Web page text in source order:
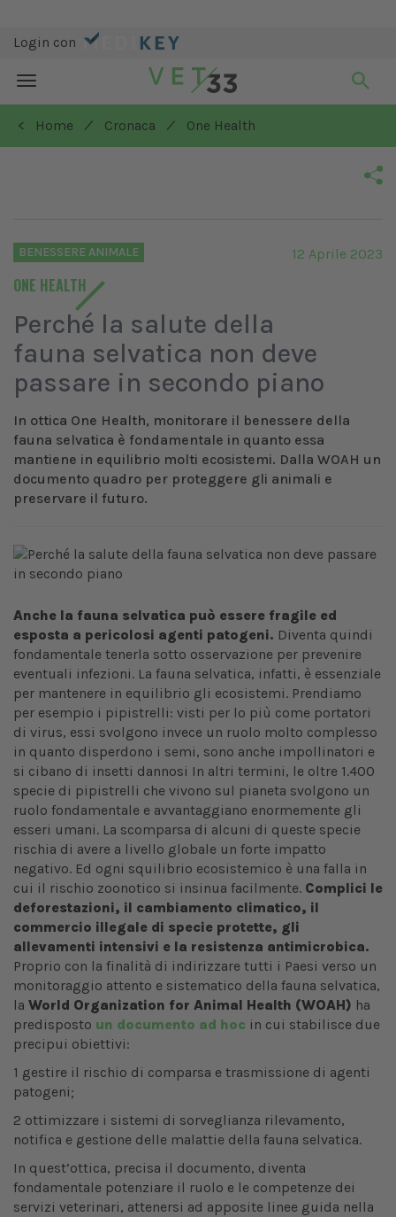
Login con
Toggle
navigation
< Home
/ Cronaca / One Health
BENESSERE ANIMALE
ONE HEALTH
12 Aprile 2023
Perché la salute della
fauna selvatica non deve
passare in secondo piano
In ottica One Health, monitorare il benessere della
fauna selvatica è fondamentale in quanto essa
mantiene in equilibrio molti ecosistemi. Dalla WOAH un
documento quadro per proteggere gli animali e
preservare il futuro.
Anche la fauna selvatica può essere fragile ed
esposta a pericolosi agenti patogeni. Diventa quindi
fondamentale tenerla sotto osservazione per prevenire
eventuali infezioni. La fauna selvatica, infatti, è essenziale
per mantenere in equilibrio gli ecosistemi. Prendiamo
per esempio i pipistrelli: visti per lo più come portatori
di virus, essi svolgono invece un ruolo molto complesso
in quanto disperdono i semi, sono anche impollinatori e
si cibano di insetti dannosi In altri termini, le oltre 1.400
specie di pipistrelli che vivono sul pianeta svolgono un
ruolo fondamentale e avvantaggiano enormemente gli
esseri umani. La scomparsa di alcuni di queste specie
rischia di avere a livello globale un forte impatto
negativo. Ed ogni squilibrio ecosistemico è una falla in
cui il rischio zoonotico si insinua facilmente. Complici le
deforestazioni, il cambiamento climatico, il
commercio illegale di specie protette, gli
allevamenti intensivi e la resistenza antimicrobica.
Proprio con la finalità di indirizzare tutti i Paesi verso un
monitoraggio attento e sistematico della fauna selvatica,
la World Organization for Animal Health (WOAH) ha
predisposto un documento ad hoc in cui stabilisce due
precipui obiettivi:
1 gestire il rischio di comparsa e trasmissione di agenti
patogeni;
2 ottimizzare i sistemi di sorveglianza rilevamento,
notifica e gestione delle malattie della fauna selvatica.
In quest’ottica, precisa il documento, diventa
fondamentale potenziare il ruolo e le competenze dei
servizi veterinari, attenersi ad apposite linee guida nella